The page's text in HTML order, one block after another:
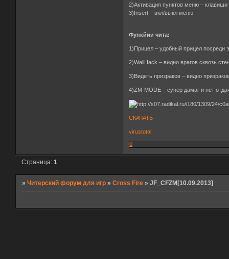
2)Активация пунктов меню – клавиши
3)Insert – вкл/выкл меню
Функйии чита:
1)Прицел – удобный прицел посреди
2)WallHaсk – видно врагов сквозь
3)Видеть призраков – видно
4)ZM-MODE – супер дамаг и нет
СКАЧАТЬ
virustotal
0
Страница:1
»Читерский форум для игр »Cross Fire »JF_CFZM[10.09.2013]